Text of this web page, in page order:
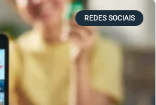
REDES SOCIAIS